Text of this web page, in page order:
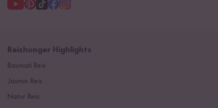
Reishunger Highlights
Basmati Reis
Jasmin Reis
Natur Reis